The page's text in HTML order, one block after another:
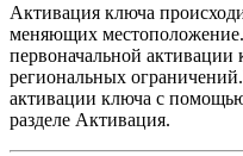
Активация ключа
меняющих
первоначальной активации
региональных
активации ключа с
разделе Активация.